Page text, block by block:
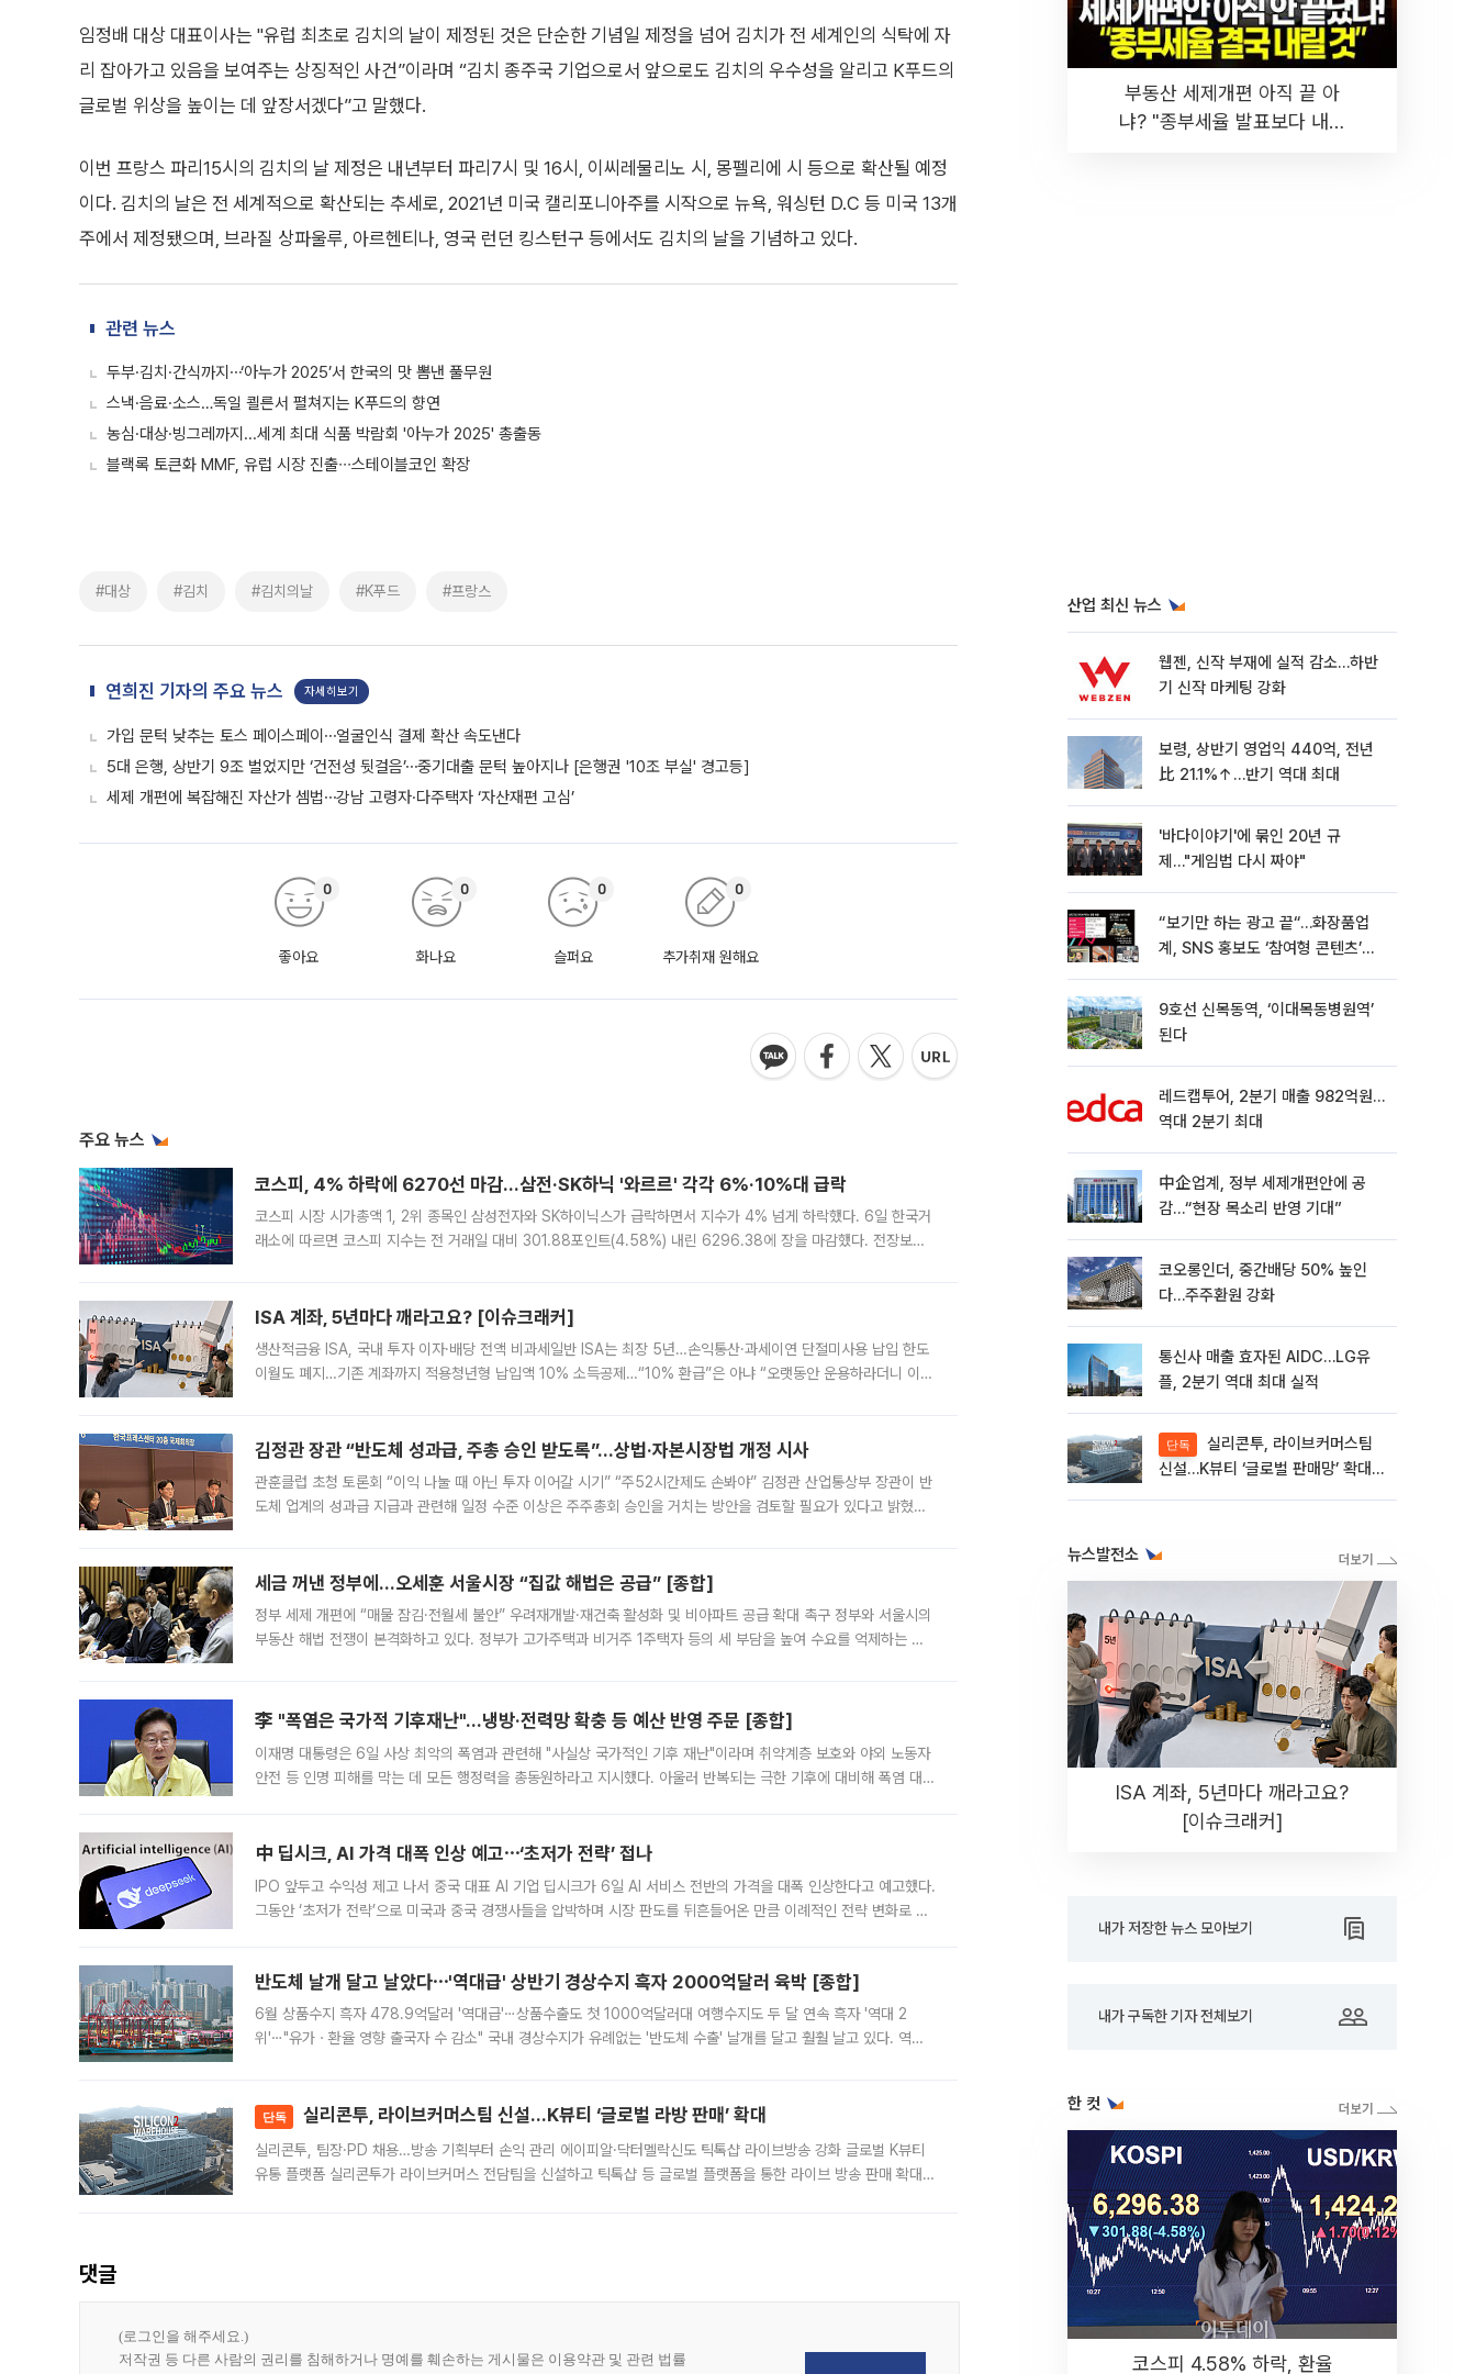
임정배 대상 대표이사는 "유럽 최초로 김치의 날이 제정된 것은 단순한 기념일 제정을 넘어 김치가 전 세계인의 식탁에 자
리 잡아가고 있음을 보여주는 상징적인 사건”이라며 “김치 종주국 기업으로서 앞으로도 김치의 우수성을 알리고 K푸드의
글로벌 위상을 높이는 데 앞장서겠다”고 말했다.
이번 프랑스 파리15시의 김치의 날 제정은 내년부터 파리7시 및 16시, 이씨레물리노 시, 몽펠리에 시 등으로 확산될 예정
이다. 김치의 날은 전 세계적으로 확산되는 추세로, 2021년 미국 캘리포니아주를 시작으로 뉴욕, 워싱턴 D.C 등 미국 13개
주에서 제정됐으며, 브라질 상파울루, 아르헨티나, 영국 런던 킹스턴구 등에서도 김치의 날을 기념하고 있다.
관련 뉴스
두부·김치·간식까지⋯‘아누가 2025’서 한국의 맛 뽐낸 풀무원
스낵·음료·소스…독일 쾰른서 펼쳐지는 K푸드의 향연
농심·대상·빙그레까지...세계 최대 식품 박람회 '아누가 2025' 총출동
블랙록 토큰화 MMF, 유럽 시장 진출∙∙∙스테이블코인 확장
#대상 #김치 #김치의날 #K푸드 #프랑스
연희진 기자의 주요 뉴스 자세히보기
가입 문턱 낮추는 토스 페이스페이⋯얼굴인식 결제 확산 속도낸다
5대 은행, 상반기 9조 벌었지만 ‘건전성 뒷걸음’⋯중기대출 문턱 높아지나 [은행권 '10조 부실' 경고등]
세제 개편에 복잡해진 자산가 셈법⋯강남 고령자·다주택자 ‘자산재편 고심’
좋아요
0
화나요
0
슬퍼요
0
추가취재 원해요
0
주요 뉴스
코스피, 4% 하락에 6270선 마감…삼전·SK하닉 '와르르' 각각 6%·10%대 급락
코스피 시장 시가총액 1, 2위 종목인 삼성전자와 SK하이닉스가 급락하면서 지수가 4% 넘게 하락했다. 6일 한국거
래소에 따르면 코스피 지수는 전 거래일 대비 301.88포인트(4.58%) 내린 6296.38에 장을 마감했다. 전장보다
ISA 계좌, 5년마다 깨라고요? [이슈크래커]
생산적금융 ISA, 국내 투자 이자·배당 전액 비과세일반 ISA는 최장 5년…손익통산·과세이연 단절미사용 납입 한도
이월도 폐지…기존 계좌까지 적용청년형 납입액 10% 소득공제…“10% 환급”은 아냐 “오랫동안 운용하라더니 이제
김정관 장관 “반도체 성과급, 주총 승인 받도록”…상법·자본시장법 개정 시사
관훈클럽 초청 토론회 “이익 나눌 때 아닌 투자 이어갈 시기” “주52시간제도 손봐야” 김정관 산업통상부 장관이 반
도체 업계의 성과급 지급과 관련해 일정 수준 이상은 주주총회 승인을 거치는 방안을 검토할 필요가 있다고 밝혔다.
세금 꺼낸 정부에…오세훈 서울시장 “집값 해법은 공급” [종합]
정부 세제 개편에 “매물 잠김·전월세 불안” 우려재개발·재건축 활성화 및 비아파트 공급 확대 촉구 정부와 서울시의
부동산 해법 전쟁이 본격화하고 있다. 정부가 고가주택과 비거주 1주택자 등의 세 부담을 높여 수요를 억제하는 카
李 "폭염은 국가적 기후재난"…냉방·전력망 확충 등 예산 반영 주문 [종합]
이재명 대통령은 6일 사상 최악의 폭염과 관련해 "사실상 국가적인 기후 재난"이라며 취약계층 보호와 야외 노동자
안전 등 인명 피해를 막는 데 모든 행정력을 총동원하라고 지시했다. 아울러 반복되는 극한 기후에 대비해 폭염 대응
中 딥시크, AI 가격 대폭 인상 예고⋯‘초저가 전략’ 접나
IPO 앞두고 수익성 제고 나서 중국 대표 AI 기업 딥시크가 6일 AI 서비스 전반의 가격을 대폭 인상한다고 예고했다.
그동안 ‘초저가 전략’으로 미국과 중국 경쟁사들을 압박하며 시장 판도를 뒤흔들어온 만큼 이례적인 전략 변화로 평
반도체 날개 달고 날았다⋯'역대급' 상반기 경상수지 흑자 2000억달러 육박 [종합]
6월 상품수지 흑자 478.9억달러 '역대급'⋯상품수출도 첫 1000억달러대 여행수지도 두 달 연속 흑자 '역대 2
위'⋯"유가ㆍ환율 영향 출국자 수 감소" 국내 경상수지가 유례없는 '반도체 수출' 날개를 달고 훨훨 날고 있다. 역대
단독 실리콘투, 라이브커머스팀 신설…K뷰티 ‘글로벌 라방 판매’ 확대
실리콘투, 팀장·PD 채용…방송 기획부터 손익 관리 에이피알·닥터멜락신도 틱톡샵 라이브방송 강화 글로벌 K뷰티
유통 플랫폼 실리콘투가 라이브커머스 전담팀을 신설하고 틱톡샵 등 글로벌 플랫폼을 통한 라이브 방송 판매 확대에
댓글
부동산 세제개편 아직 끝 아
냐? "종부세율 발표보다 내릴
산업 최신 뉴스
웹젠, 신작 부재에 실적 감소…하반
기 신작 마케팅 강화
보령, 상반기 영업익 440억, 전년
比 21.1%↑…반기 역대 최대
'바다이야기'에 묶인 20년 규
제…"게임법 다시 짜야"
“보기만 하는 광고 끝“…화장품업
계, SNS 홍보도 ‘참여형 콘텐츠’로
9호선 신목동역, ‘이대목동병원역’
된다
레드캡투어, 2분기 매출 982억원…
역대 2분기 최대
中企업계, 정부 세제개편안에 공
감…“현장 목소리 반영 기대”
코오롱인더, 중간배당 50% 높인
다…주주환원 강화
통신사 매출 효자된 AIDC…LG유
플, 2분기 역대 최대 실적
단독
신설…K뷰티 ‘글로벌 판매망’ 확대
뉴스발전소
ISA 계좌, 5년마다 깨라고요?
[이슈크래커]
내가 저장한 뉴스 모아보기
내가 구독한 기자 전체보기
한 컷
코스피 4.58% 하락, 환율